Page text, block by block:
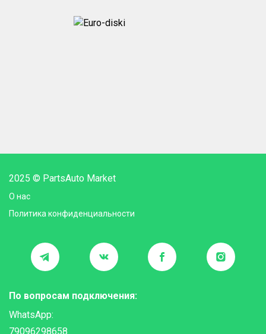
2025 © PartsAuto Market
О нас
Политика конфиденциальности
По вопросам подключения:
WhatsApp:
79096298658